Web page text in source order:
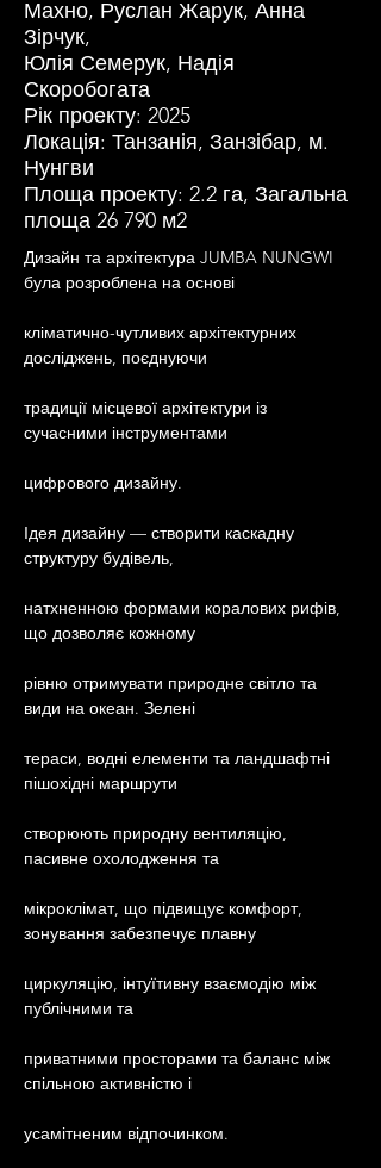
Махно, Руслан Жарук, Анна
Зірчук,
Юлія Семерук, Надія
Скоробогата
Рік проекту: 2025
Локація: Танзанія, Занзібар, м.
Нунгви
Площа проекту: 2.2 га, Загальна
площа 26 790 м2
Дизайн та архітектура JUMBA NUNGWI
була розроблена на основі
кліматично-чутливих архітектурних
досліджень, поєднуючи
традиції місцевої архітектури із
сучасними інструментами
цифрового дизайну.
Ідея дизайну — створити каскадну
структуру будівель,
натхненною формами коралових рифів,
що дозволяє кожному
рівню отримувати природне світло та
види на океан. Зелені
тераси, водні елементи та ландшафтні
пішохідні маршрути
створюють природну вентиляцію,
пасивне охолодження та
мікроклімат, що підвищує комфорт,
зонування забезпечує плавну
циркуляцію, інтуїтивну взаємодію між
публічними та
приватними просторами та баланс між
спільною активністю і
усамітненим відпочинком.